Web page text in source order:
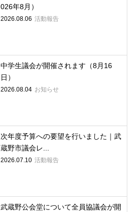
026年8月）
2026.08.06 活動報告
中学生議会が開催されます（8月16
日）
2026.08.04 お知らせ
次年度予算への要望を行いました｜武
蔵野市議会レ...
2026.07.10 活動報告
武蔵野公会堂について全員協議会が開